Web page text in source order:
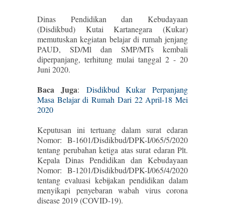
Dinas Pendidikan dan Kebudayaan
(Disdikbud) Kutai Kartanegara (Kukar)
memutuskan kegiatan belajar di rumah jenjang
PAUD, SD/Ml dan SMP/MTs kembali
diperpanjang, terhitung mulai tanggal 2 - 20
Juni 2020.
Baca Juga: Disdikbud Kukar Perpanjang
Masa Belajar di Rumah Dari 22 April-18 Mei
2020
Keputusan ini tertuang dalam surat edaran
Nomor: B-1601/Disdikbud/DPK-I/065/5/2020
tentang perubahan ketiga atas surat edaran Plt.
Kepala Dinas Pendidikan dan Kebudayaan
Nomor: B-1201/Disdikbud/DPK-I/065/4/2020
tentang evaluasi kebijakan pendidikan dalam
menyikapi penyebaran wabah virus corona
disease 2019 (COVID-19).